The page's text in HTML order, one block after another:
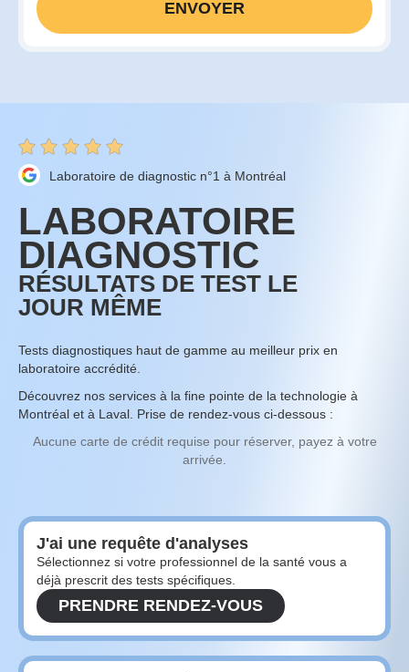
Laboratoire de diagnostic n°1 à Montréal
LABORATOIRE
DIAGNOSTIC
RÉSULTATS DE TEST LE
JOUR MÊME
Tests diagnostiques haut de gamme au meilleur prix en
laboratoire accrédité.
Découvrez nos services à la fine pointe de la technologie à
Montréal et à Laval. Prise de rendez-vous ci-dessous :
Aucune carte de crédit requise pour réserver, payez à votre
arrivée.
J'ai une requête d'analyses
Sélectionnez si votre professionnel de la santé vous a
déjà prescrit des tests spécifiques.
PRENDRE RENDEZ-VOUS